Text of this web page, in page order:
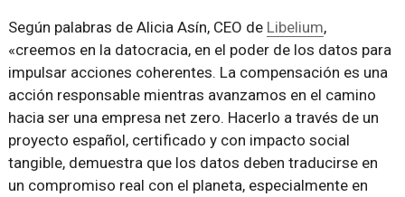
Según palabras de Alicia Asín, CEO de Libelium,
«creemos en la datocracia, en el poder de los datos para
impulsar acciones coherentes. La compensación es una
acción responsable mientras avanzamos en el camino
hacia ser una empresa net zero. Hacerlo a través de un
proyecto español, certificado y con impacto social
tangible, demuestra que los datos deben traducirse en
un compromiso real con el planeta, especialmente en